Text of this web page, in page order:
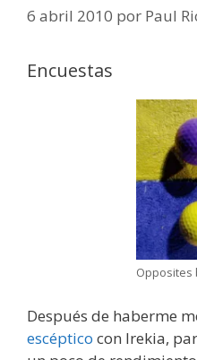
6 abril 2010 por Paul
Encuestas
Opposites
Después de haberme
escéptico con Irekia,